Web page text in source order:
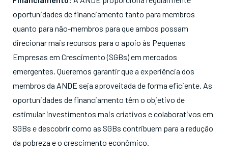
oportunidades de financiamento tanto para membros
quanto para não-membros para que ambos possam
direcionar mais recursos para o apoio às Pequenas
Empresas em Crescimento (SGBs) em mercados
emergentes. Queremos garantir que a experiência dos
membros da ANDE seja aproveitada de forma eficiente. As
oportunidades de financiamento têm o objetivo de
estimular investimentos mais criativos e colaborativos em
SGBs e descobrir como as SGBs contribuem para a redução
da pobreza e o crescimento econômico.